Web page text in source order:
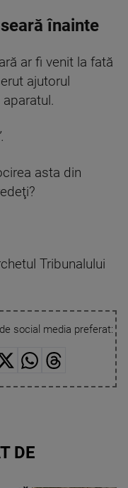
înainte
ar fi venit la fată
ajutorul
asta din
Tribunalului
social media preferat:
DE